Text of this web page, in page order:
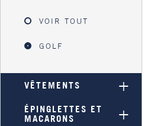
VOIR TOUT
GOLF
VÊTEMENTS
ÉPINGLETTES ET
MACARONS